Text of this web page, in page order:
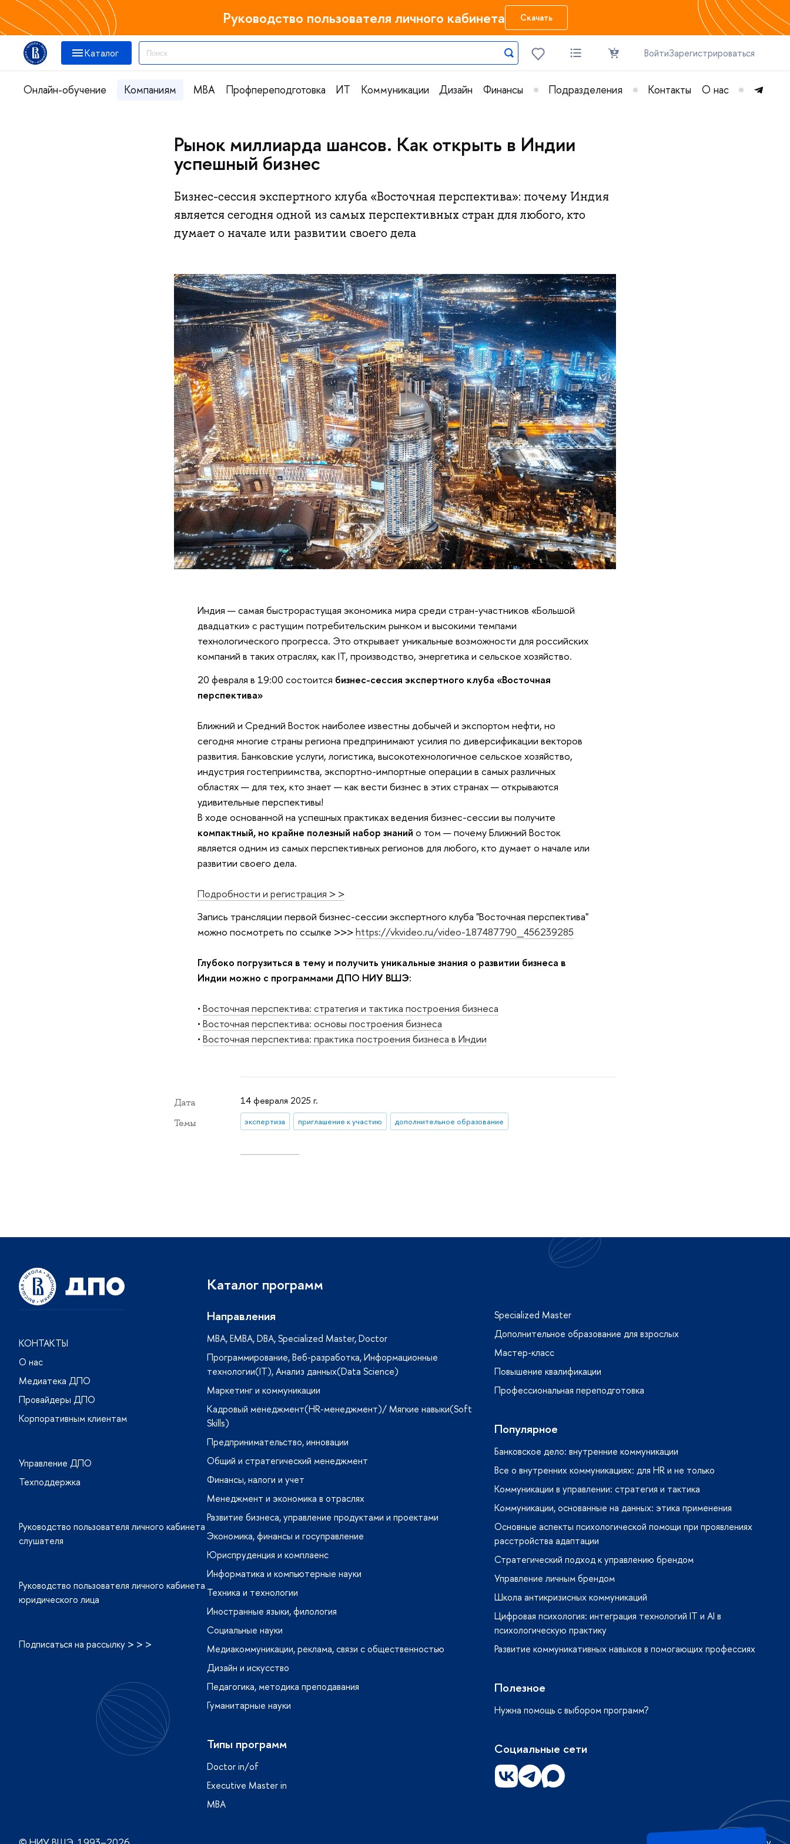
Руководство пользователя личного кабинета Скачать
Каталог ВойтиЗарегистрироваться
Онлайн-обучение Компаниям MBA Профпереподготовка ИТ Коммуникации Дизайн Финансы Подразделения Контакты О нас
Рынок миллиарда шансов. Как открыть в Индии
успешный бизнес
Бизнес-сессия экспертного клуба «Восточная перспектива»: почему Индия
является сегодня одной из самых перспективных стран для любого, кто
думает о начале или развитии своего дела
Индия — самая быстрорастущая экономика мира среди стран-участников «Большой
двадцатки» с растущим потребительским рынком и высокими темпами
технологического прогресса. Это открывает уникальные возможности для российских
компаний в таких отраслях, как IT, производство, энергетика и сельское хозяйство.
20 февраля в 19:00 состоится бизнес-сессия экспертного клуба «Восточная
перспектива»
Ближний и Средний Восток наиболее известны добычей и экспортом нефти, но
сегодня многие страны региона предпринимают усилия по диверсификации векторов
развития. Банковские услуги, логистика, высокотехнологичное сельское хозяйство,
индустрия гостеприимства, экспортно-импортные операции в самых различных
областях — для тех, кто знает — как вести бизнес в этих странах — открываются
удивительные перспективы!
В ходе основанной на успешных практиках ведения бизнес-сессии вы получите
компактный, но крайне полезный набор знаний о том — почему Ближний Восток
является одним из самых перспективных регионов для любого, кто думает о начале или
развитии своего дела.
Подробности и регистрация > >
Запись трансляции первой бизнес-сессии экспертного клуба "Восточная перспектива"
можно посмотреть по ссылке >>>https://vkvideo.ru/video-187487790_456239285
Глубоко погрузиться в тему и получить уникальные знания о развитии бизнеса в
Индии можно с программами ДПО НИУ ВШЭ:
• Восточная перспектива: стратегия и тактика построения бизнеса
• Восточная перспектива: основы построения бизнеса
• Восточная перспектива: практика построения бизнеса в Индии
Дата 14 февраля 2025 г.
Темы экспертиза приглашение к участию дополнительное образование
КОНТАКТЫ
О нас
Медиатека ДПО
Провайдеры ДПО
Корпоративным клиентам
Управление ДПО
Техподдержка
Руководство пользователя личного кабинета
слушателя
Руководство пользователя личного кабинета
юридического лица
Подписаться на рассылку > > >
Каталог программ
Направления
MBA, ЕMBA, DBA, Specialized Master, Doctor
Программирование, Веб-разработка, Информационные
технологии(IT), Анализ данных(Data Science)
Маркетинг и коммуникации
Кадровый менеджмент(HR-менеджмент)/ Мягкие навыки(Soft
Skills)
Предпринимательство, инновации
Общий и стратегический менеджмент
Финансы, налоги и учет
Менеджмент и экономика в отраслях
Развитие бизнеса, управление продуктами и проектами
Экономика, финансы и госуправление
Юриспруденция и комплаенс
Информатика и компьютерные науки
Техника и технологии
Иностранные языки, филология
Социальные науки
Медиакоммуникации, реклама, связи с общественностью
Дизайн и искусство
Педагогика, методика преподавания
Гуманитарные науки
Типы программ
Doctor in/of
Executive Master in
MBA
Specialized Master
Дополнительное образование для взрослых
Мастер-класс
Повышение квалификации
Профессиональная переподготовка
Популярное
Банковское дело: внутренние коммуникации
Все о внутренних коммуникациях: для HR и не только
Коммуникации в управлении: стратегия и тактика
Коммуникации, основанные на данных: этика применения
Основные аспекты психологической помощи при проявлениях
расстройства адаптации
Стратегический подход к управлению брендом
Управление личным брендом
Школа антикризисных коммуникаций
Цифровая психология: интеграция технологий IT и AI в
психологическую практику
Развитие коммуникативных навыков в помогающих профессиях
Полезное
Нужна помощь с выбором программ?
Социальные сети